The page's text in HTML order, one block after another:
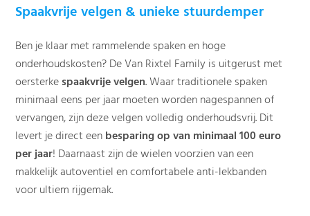
Spaakvrije velgen & unieke stuurdemper
Ben je klaar met rammelende spaken en hoge
onderhoudskosten? De Van Rixtel Family is uitgerust met
oersterkespaakvrije velgen. Waar traditionele spaken
minimaal eens per jaar moeten worden nagespannen of
vervangen, zijn deze velgen volledig onderhoudsvrij. Dit
levert je direct eenbesparing op van minimaal 100 euro
per jaar! Daarnaast zijn de wielen voorzien van een
makkelijk autoventiel en comfortabele anti-lekbanden
voor ultiem rijgemak.